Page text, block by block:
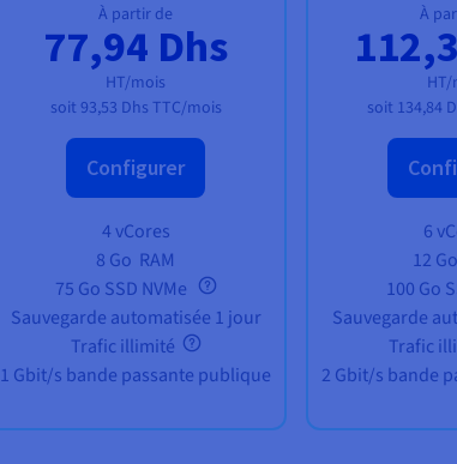
À partir de
77,94 Dhs
HT/mois
soit 93,53 Dhs TTC/mois
Configurer
4 vCores
8 Go RAM
75 Go SSD NVMe
Sauvegarde automatisée 1 jour
Trafic illimité
1 Gbit/s bande passante publique
À
soit 134,84
6
12 Go
100 Go
Sauvegarde
Trafic
2 Gbit/s bande